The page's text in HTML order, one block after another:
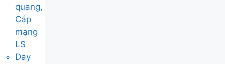
quang,
Cáp
mạng
LS
Day